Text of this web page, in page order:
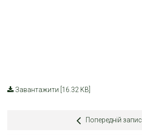
Завантажити [16.32 KB]
Попередній запис